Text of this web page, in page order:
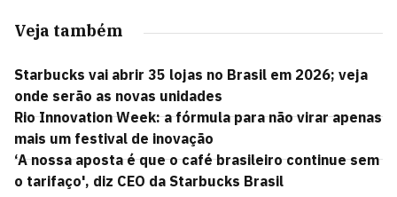
Veja também
Starbucks vai abrir 35 lojas no Brasil em 2026; veja
onde serão as novas unidades
Rio Innovation Week: a fórmula para não virar apenas
mais um festival de inovação
‘A nossa aposta é que o café brasileiro continue sem
o tarifaço', diz CEO da Starbucks Brasil